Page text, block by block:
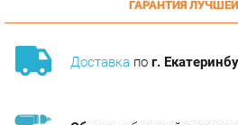
Доставкапог.